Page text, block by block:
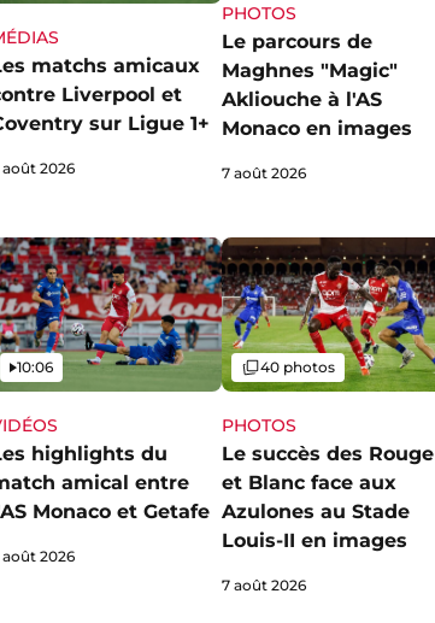
matchs amicaux
Liverpool et
sur Ligue 1+
août 2026
PHOTOS
Le parcours de
Maghnes "Magic"
Akliouche à l'AS
Monaco en images
7 août 2026
highlights du
amical entre
Monaco et Getafe
Vidéo
10:06
août 2026
PHOTOS
Le succès des Rouge
et Blanc face aux
Azulones au Stade
Louis-II en images
Galerie
40 photos
7 août 2026